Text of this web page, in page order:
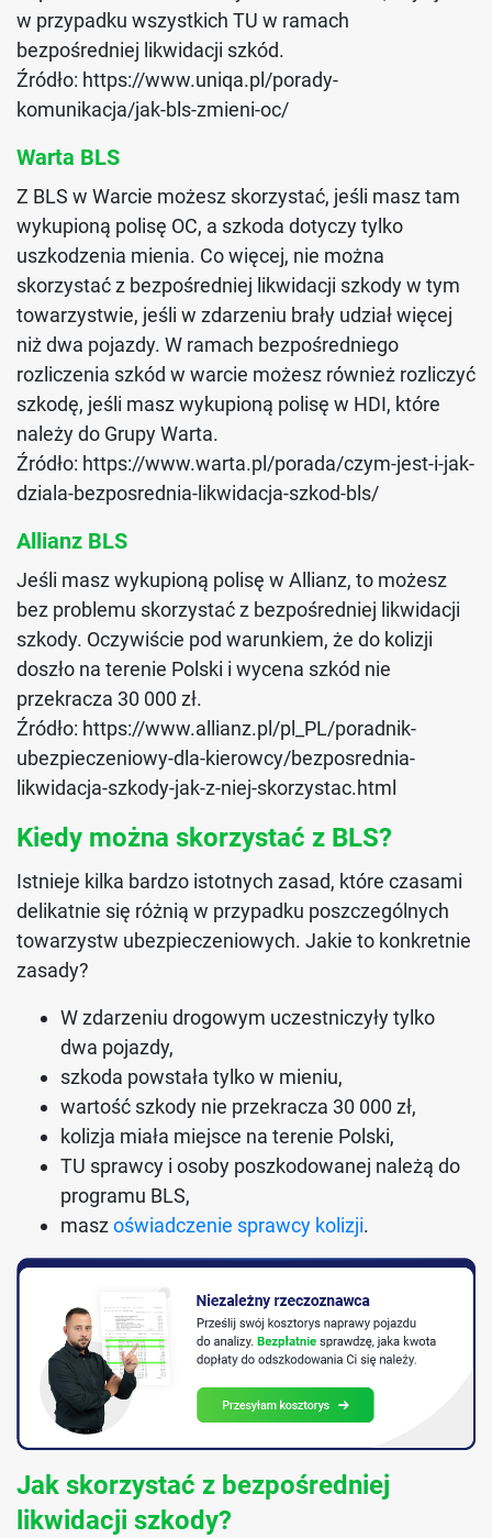
w przypadku wszystkich TU w ramach
bezpośredniej likwidacji szkód.
Źródło: https://www.uniqa.pl/porady-
komunikacja/jak-bls-zmieni-oc/
Warta BLS
Z BLS w Warcie możesz skorzystać, jeśli masz tam
wykupioną polisę OC, a szkoda dotyczy tylko
uszkodzenia mienia. Co więcej, nie można
skorzystać z bezpośredniej likwidacji szkody w tym
towarzystwie, jeśli w zdarzeniu brały udział więcej
niż dwa pojazdy. W ramach bezpośredniego
rozliczenia szkód w warcie możesz również rozliczyć
szkodę, jeśli masz wykupioną polisę w HDI, które
należy do Grupy Warta.
Źródło: https://www.warta.pl/porada/czym-jest-i-jak-
dziala-bezposrednia-likwidacja-szkod-bls/
Allianz BLS
Jeśli masz wykupioną polisę w Allianz, to możesz
bez problemu skorzystać z bezpośredniej likwidacji
szkody. Oczywiście pod warunkiem, że do kolizji
doszło na terenie Polski i wycena szkód nie
przekracza 30 000 zł.
Źródło: https://www.allianz.pl/pl_PL/poradnik-
ubezpieczeniowy-dla-kierowcy/bezposrednia-
likwidacja-szkody-jak-z-niej-skorzystac.html
Kiedy można skorzystać z BLS?
Istnieje kilka bardzo istotnych zasad, które czasami
delikatnie się różnią w przypadku poszczególnych
towarzystw ubezpieczeniowych. Jakie to konkretnie
zasady?
W zdarzeniu drogowym uczestniczyły tylko
dwa pojazdy,
szkoda powstała tylko w mieniu,
wartość szkody nie przekracza 30 000 zł,
kolizja miała miejsce na terenie Polski,
TU sprawcy i osoby poszkodowanej należą do
programu BLS,
maszoświadczenie sprawcy kolizji.
Jak skorzystać z bezpośredniej
likwidacji szkody?